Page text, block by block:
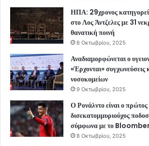
ΗΠΑ: 29χρονος
στο Λος Άντζελες με 31
θανατική ποινή
8 Οκτωβρίου, 2025
Αναδιαμορφώνεται ο
«Έρχονται» συγχωνεύσεις
νοσοκομείων
9 Οκτωβρίου, 2025
Ο Ρονάλντο είναι ο πρώτος
δισεκατομμυριούχος
σύμφωνα με το
8 Οκτωβρίου, 2025